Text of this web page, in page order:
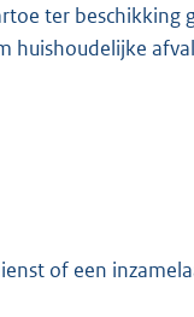
ter beschikking
huishoudelijke
of een